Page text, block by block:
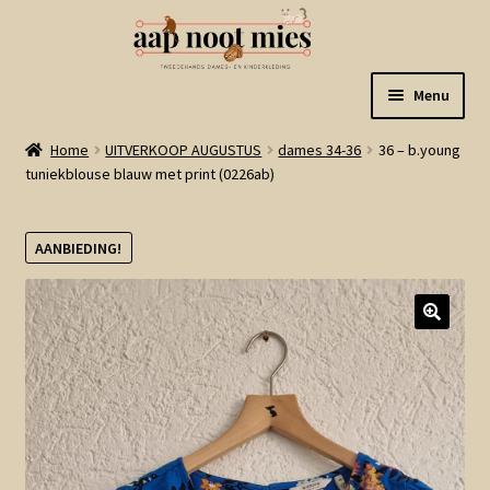
naar
navigatie
de
inhoud
Menu
Welkom
Winkel
Mijn account
Winkelmand
Linkjes
Home UITVERKOOP AUGUSTUS dames 34-36
36 – b.young
tuniekblouse blauw met print (0226ab)
AANBIEDING!